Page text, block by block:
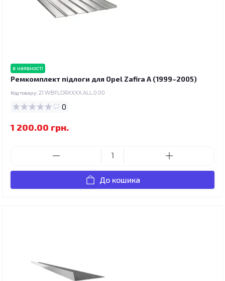
в наявності
Ремкомплект підлоги для Opel Zafira A (1999–2005)
Код товару: 21.WBFLORXXXX.ALL.0.00
0
1 200.00 грн.
До кошика